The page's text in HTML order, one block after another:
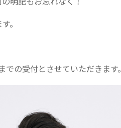
。
の受付とさせていただきます。